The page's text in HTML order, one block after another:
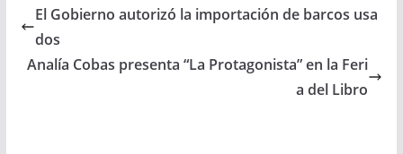
El Gobierno autorizó la importación de barcos usa
dos
Analía Cobas presenta “La Protagonista” en la Feri
a del Libro